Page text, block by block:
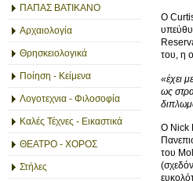
ΠΑΠΑΣ ΒΑΤΙΚΑΝΟ
Αρχαιολογία
Θρησκειολογικά
Ποίηση - Κείμενα
Λογοτεχνια - Φιλοσοφία
Καλές Τέχνες - Εικαστικά
ΘΕΑΤΡΟ - ΧΟΡΟΣ
Στήλες
Ο
του, η
«έχει
ως
Ο Nick
του